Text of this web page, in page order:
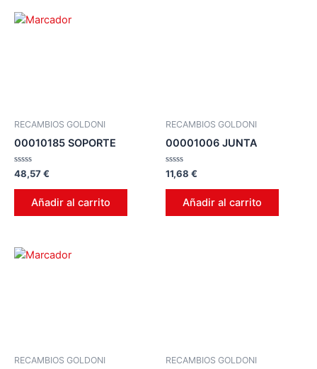
RECAMBIOS GOLDONI
00010185 SOPORTE
Valorado
en
0
48,57€
Añadir al carrito
RECAMBIOS GOLDONI
00001006 JUNTA
Valorado
en
0
11,68 €
Añadir al carrito
RECAMBIOS GOLDONI RECAMBIOS GOLDONI